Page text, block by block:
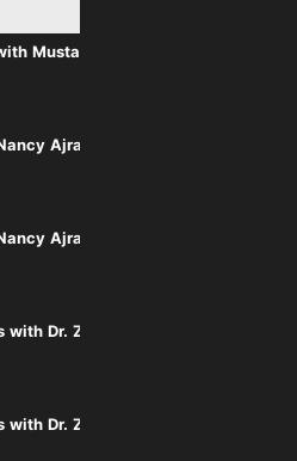
#ABtalks with Mustafa the Poet | Chapter 245 | مع مصطفى
Trailer | From Nancy Ajram to F1 | #ABtalks Journal | من نانسي
From Nancy Ajram to F1 | #ABtalks Journal | من نانسي عجرم إلى
CTA | #ABtalks with Dr. Zahi Hawass | Chapter 244 | مع د. زاهي
Teaser 3 | #ABtalks with Dr. Zahi Hawass | Chapter 244 | مع د.